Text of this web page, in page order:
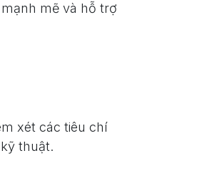
mẽ và hỗ trợ
xét các tiêu chí
thuật.